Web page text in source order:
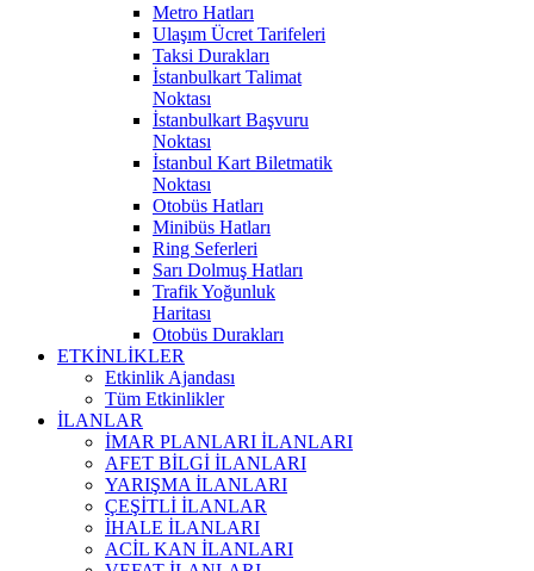
Metro Hatları
Ulaşım Ücret Tarifeleri
Taksi Durakları
İstanbulkart Talimat
Noktası
İstanbulkart Başvuru
Noktası
İstanbul Kart Biletmatik
Noktası
Otobüs Hatları
Minibüs Hatları
Ring Seferleri
Sarı Dolmuş Hatları
Trafik Yoğunluk
Haritası
Otobüs Durakları
ETKİNLİKLER
Etkinlik Ajandası
Tüm Etkinlikler
İLANLAR
İMAR PLANLARI İLANLARI
AFET BİLGİ İLANLARI
YARIŞMA İLANLARI
ÇEŞİTLİ İLANLAR
İHALE İLANLARI
ACİL KAN İLANLARI